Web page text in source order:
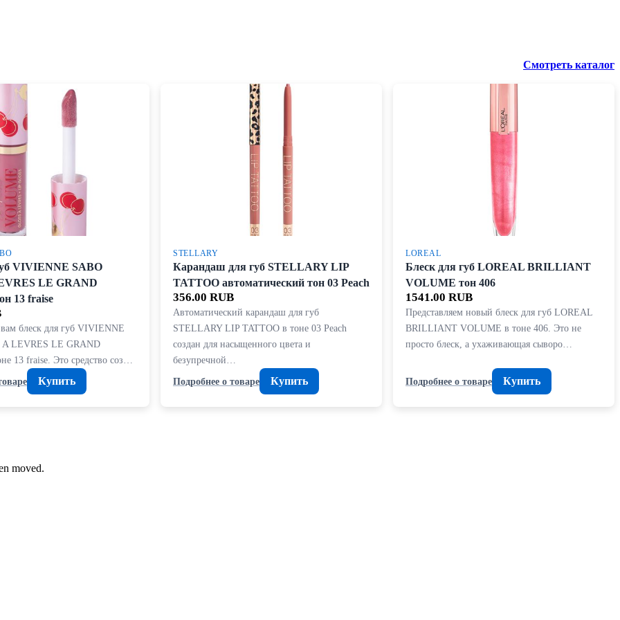
Смотреть каталог
VIVIENNE SABO
LE GRAND
13 fraise
блеск для губ VIVIENNE
A LEVRES LE GRAND
13 fraise. Это средство соз…
Купить
STELLARY
Карандаш для губ STELLARY LIP
TATTOO автоматический тон 03 Peach
356.00 RUB
Автоматический карандаш для губ
STELLARY LIP TATTOO в тоне 03 Peach
создан для насыщенного цвета и
безупречной…
Подробнее о товаре
Купить
LOREAL
Блеск для губ LOREAL BRILLIANT
VOLUME тон 406
1541.00 RUB
Представляем новый блеск для губ LOREAL
BRILLIANT VOLUME в тоне 406. Это не
просто блеск, а ухаживающая сыворо…
Подробнее о товаре Купить
moved.